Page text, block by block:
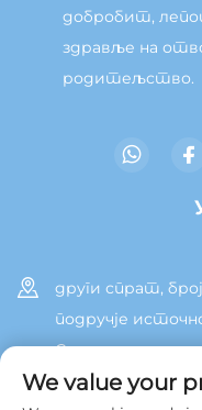
добробит,
здравље на
родитељство.
други спрат,
подручје
Сиамен
We value your